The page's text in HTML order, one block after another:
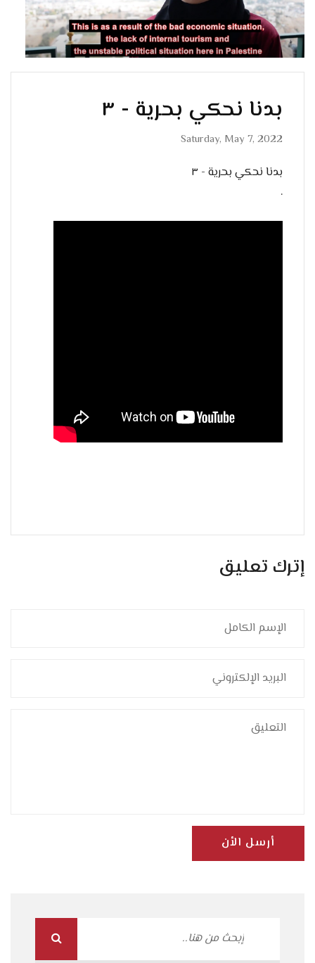
بدنا نحكي بحرية - ٣
Saturday, May 7, 2022
بدنا نحكي بحرية - ٣
.
إترك تعليق
أرسل الأن